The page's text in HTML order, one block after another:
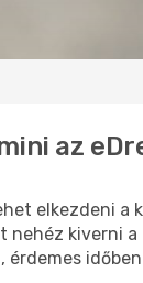
az
elkezdeni
kiverni